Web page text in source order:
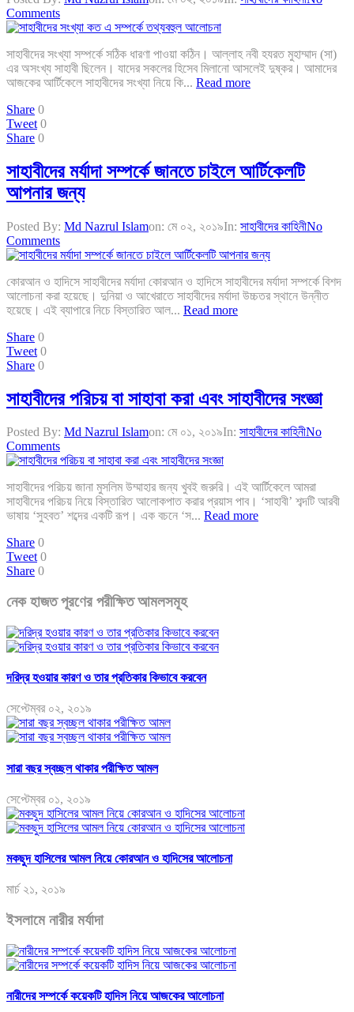
Comments
সাহাবীদের সংখ্যা সম্পর্কে সঠিক ধারণা পাওয়া কঠিন। আল্লাহ নবী হযরত মুহাম্মাদ (সা)
এর অসংখ্য সাহাবী ছিলেন। যাদের সকলের হিসেব মিলানো আসলেই দুষ্কর। আমাদের
আজকের আর্টিকেলে সাহাবীদের সংখ্যা নিয়ে কি... Read more
Share 0
Tweet 0
Share 0
সাহাবীদের মর্যাদা সম্পর্কে জানতে চাইলে আর্টিকেলটি
আপনার জন্য
Posted By: Md Nazrul Islamon: মে ০২, ২০১৯In: সাহাবীদের কাহিনীNo
Comments
কোরআন ও হাদিসে সাহাবীদের মর্যাদা কোরআন ও হাদিসে সাহাবীদের মর্যাদা সম্পর্কে বিশদ
আলোচনা করা হয়েছে। দুনিয়া ও আখেরাতে সাহাবীদের মর্যাদা উচ্চতর স্থানে উন্নীত
হয়েছে। এই ব্যাপারে নিচে বিস্তারিত আল... Read more
Share 0
Tweet 0
Share 0
সাহাবীদের পরিচয় বা সাহাবা করা এবং সাহাবীদের সংজ্ঞা
Posted By: Md Nazrul Islamon: মে ০১, ২০১৯In: সাহাবীদের কাহিনীNo
Comments
সাহাবীদের পরিচয় জানা মুসলিম উম্মাহার জন্য খুবই জরুরি। এই আর্টিকেলে আমরা
সাহাবীদের পরিচয় নিয়ে বিস্তারিত আলোকপাত করার প্রয়াস পাব। ‘সাহাবী’ শব্দটি আরবী
ভাষায় ‘সুহবত’ শব্দের একটি রূপ। এক বচনে ‘স... Read more
Share 0
Tweet 0
Share 0
নেক হাজত পূরণের পরীক্ষিত আমলসমূহ
দরিদ্র হওয়ার কারণ ও তার প্রতিকার কিভাবে করবেন
সেপ্টেম্বর ০২, ২০১৯
সারা বছর স্বচ্ছল থাকার পরীক্ষিত আমল
সেপ্টেম্বর ০১, ২০১৯
মকছুদ হাসিলের আমল নিয়ে কোরআন ও হাদিসের আলোচনা
মার্চ ২১, ২০১৯
ইসলামে নারীর মর্যাদা
নারীদের সম্পর্কে কয়েকটি হাদিস নিয়ে আজকের আলোচনা